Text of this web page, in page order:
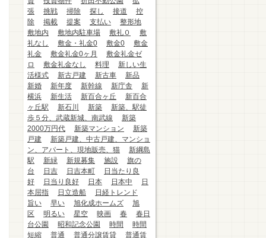
張
挑戦 掃除 探し 接道
控
除
掲載 提案 支払い
整形地
敷地内
敷地内駐車場 敷礼０
敷
礼なし
敷金・礼金0 敷金0
敷金
礼金
敷金礼金0ヶ月
敷金礼金ゼ
ロ
敷金礼金なし 料理
新しい生
活様式
新古戸建 新古車
新品
新婚
新年度 新幹線 新庁舎
新
横浜
新生活 新百合ヶ丘
新百合
ヶ丘駅
新石川 新築
新築、駅徒
歩５分、武蔵新城、南武線
新築
2000万円代
新築マンション
新築
戸建
新築戸建、中古戸建、マンショ
ン、アパート、現地販売、猫
新綱島
駅
新緑 新規募集 施設
旗の
台
日吉 日吉本町
日当たり良
好
日当り良好 日本 日本中
日
本屈指
日立造船
日経トレンド
旨い
早い 旭化成ホームズ
旭
区
明るい 星空 映画 春
春日
台公園
昭和記念公園 時間
時間
短縮
普通 普通分譲賃貸
普通賃